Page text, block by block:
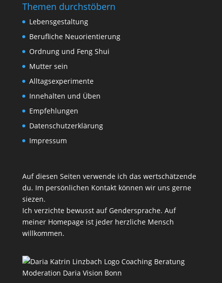
Themen durchstöbern
Lebensgestaltung
Berufliche Neuorientierung
Ordnung und Feng Shui
Mutter sein
Alltagsexperimente
Innehalten und Üben
Empfehlungen
Datenschutzerklärung
Impressum
Auf diesen Seiten verwende ich das wertschätzende
du. Im persönlichen Kontakt können wir uns gerne
siezen.
Ich verzichte bewusst auf Gendersprache. Auf
meiner Homepage ist jeder herzliche Mensch
willkommen.